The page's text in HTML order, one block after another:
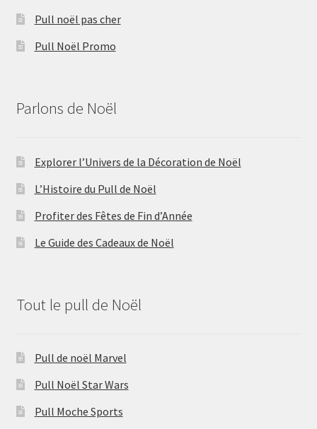
Pull noël pas cher
Pull Noël Promo
Parlons de Noël
Explorer l’Univers de la Décoration de Noël
L’Histoire du Pull de Noël
Profiter des Fêtes de Fin d’Année
Le Guide des Cadeaux de Noël
Tout le pull de Noël
Pull de noël Marvel
Pull Noël Star Wars
Pull Moche Sports